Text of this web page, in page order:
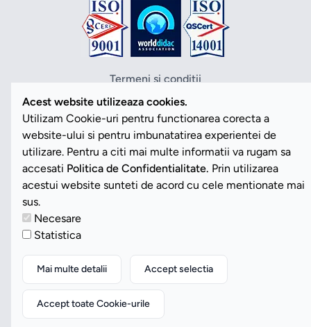
Termeni si conditii
Politica de confidentialitate
Politica cookies
ANPC
SOL
SAL
Vezi Cookies
Copyright ©2026 Romdidac SA. Toate drepturile rezervate
Acest website utilizeaza cookies.
Utilizam Cookie-uri pentru functionarea corecta a
website-ului si pentru imbunatatirea experientei de
utilizare. Pentru a citi mai multe informatii va rugam sa
accesati Politica de Confidentialitate. Prin utilizarea
acestui website sunteti de acord cu cele mentionate mai
sus.
Necesare
Statistica
Mai multe detalii Accept selectia
Accept toate Cookie-urile